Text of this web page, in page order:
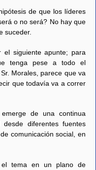
de que los líderes
o no será? No hay que
suceder.
el siguiente apunte; para
tenga pese a todo el
Morales, parece que va
que todavía va a correr
de una continua
diferentes fuentes
comunicación social, en
el tema en un plano de